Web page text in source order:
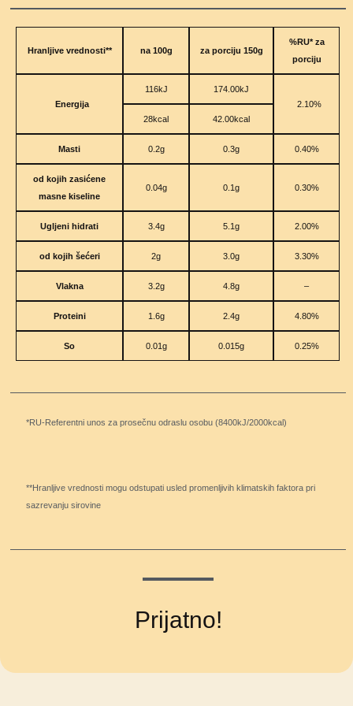
Hranljive vrednosti** na 100g za porciju 150g
%RU* za
porciju
Energija
116kJ
174.00kJ
2.10%
28kcal
42.00kcal
Masti 0.2g 0.3g 0.40%
od kojih zasićene
masne kiseline
0.04g 0.1g 0.30%
Ugljeni hidrati 3.4g 5.1g 2.00%
od kojih šećeri 2g 3.0g 3.30%
Vlakna 3.2g 4.8g –
Proteini 1.6g 2.4g 4.80%
So 0.01g 0.015g 0.25%
*RU-Referentni unos za prosečnu odraslu osobu (8400kJ/2000kcal)
**Hranljive vrednosti mogu odstupati usled promenljivih klimatskih faktora pri
sazrevanju sirovine
Prijatno!